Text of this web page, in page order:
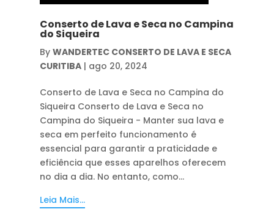
Conserto de Lava e Seca no Campina
do Siqueira
By WANDERTEC CONSERTO DE LAVA E SECA
CURITIBA| ago 20, 2024
Conserto de Lava e Seca no Campina do
Siqueira Conserto de Lava e Seca no
Campina do Siqueira - Manter sua lava e
seca em perfeito funcionamento é
essencial para garantir a praticidade e
eficiência que esses aparelhos oferecem
no dia a dia. No entanto, como...
Leia Mais...